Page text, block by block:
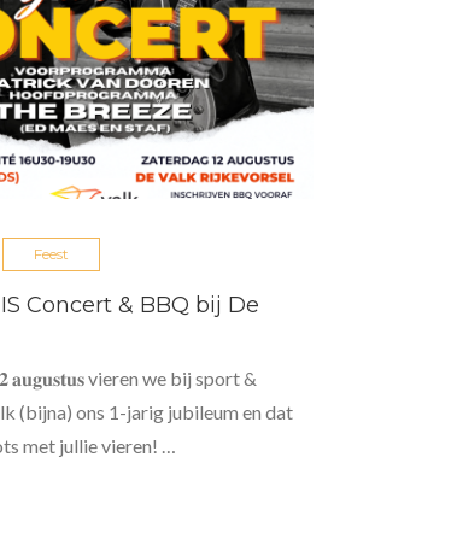
Feest
Concert & BBQ bij De
𝐚𝐮𝐠𝐮𝐬𝐭𝐮𝐬 vieren we bij sport &
(bijna) ons 1-jarig jubileum en dat
met jullie vieren! …